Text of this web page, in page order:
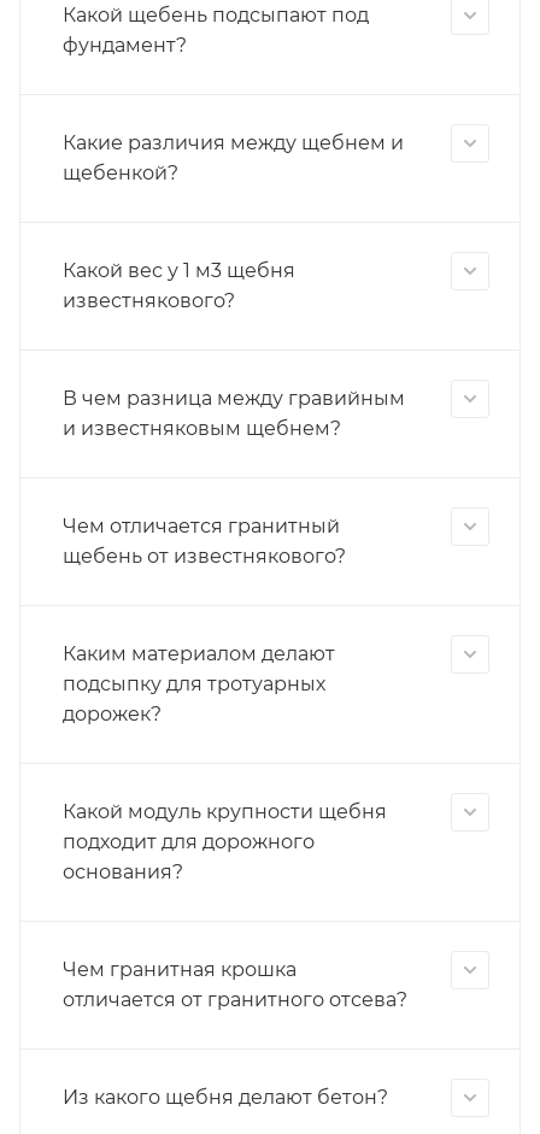
Какой щебень подсыпают под
фундамент?
Какие различия между щебнем и
щебенкой?
Какой вес у 1 м3 щебня
известнякового?
В чем разница между гравийным
и известняковым щебнем?
Чем отличается гранитный
щебень от известнякового?
Каким материалом делают
подсыпку для тротуарных
дорожек?
Какой модуль крупности щебня
подходит для дорожного
основания?
Чем гранитная крошка
отличается от гранитного отсева?
Из какого щебня делают бетон?